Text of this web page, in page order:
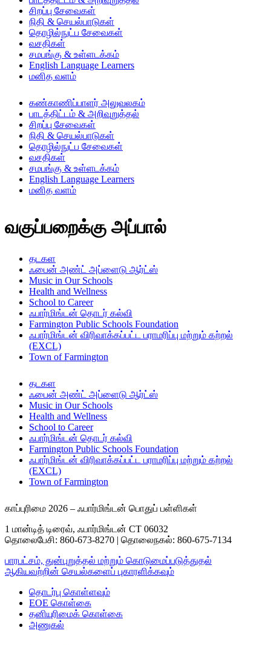
சிறப்பு சேவைகள்
நிதி & செயல்பாடுகள்
தொழில்நுட்ப சேவைகள்
வசதிகள்
சமபங்கு & உள்ளடக்கம்
English Language Learners
மனித வளம்
கண்காணிப்பாளர் அலுவலகம்
பாடத்திட்டம் & அறிவுறுத்தல்
சிறப்பு சேவைகள்
நிதி & செயல்பாடுகள்
தொழில்நுட்ப சேவைகள்
வசதிகள்
சமபங்கு & உள்ளடக்கம்
English Language Learners
மனித வளம்
வகுப்பறைக்கு அப்பால்
தடகள
ஃபைன் அண்ட் அப்ளைடு ஆர்ட்ஸ்
Music in Our Schools
Health and Wellness
School to Career
ஃபார்மிங்டன் தொடர் கல்வி
Farmington Public Schools Foundation
ஃபார்மிங்டன் விரிவாக்கப்பட்ட பராமரிப்பு மற்றும் கற்றல்
(EXCL)
Town of Farmington
தடகள
ஃபைன் அண்ட் அப்ளைடு ஆர்ட்ஸ்
Music in Our Schools
Health and Wellness
School to Career
ஃபார்மிங்டன் தொடர் கல்வி
Farmington Public Schools Foundation
ஃபார்மிங்டன் விரிவாக்கப்பட்ட பராமரிப்பு மற்றும் கற்றல்
(EXCL)
Town of Farmington
காப்புரிமை 2026 – ஃபார்மிங்டன் பொதுப் பள்ளிகள்
1 மான்டித் டிரைவ், ஃபார்மிங்டன் CT 06032
தொலைபேசி: 860-673-8270 | தொலைநகல்: 860-675-7134
பாரபட்சம், துன்புறுத்தல் மற்றும் கொடுமைப்படுத்துதல்
ஆகியவற்றின் செயல்களைப் புகாரளிக்கவும்
தொடர்பு கொள்ளவும்
EOE கொள்கை
தனியுரிமைக் கொள்கை
அணுகல்